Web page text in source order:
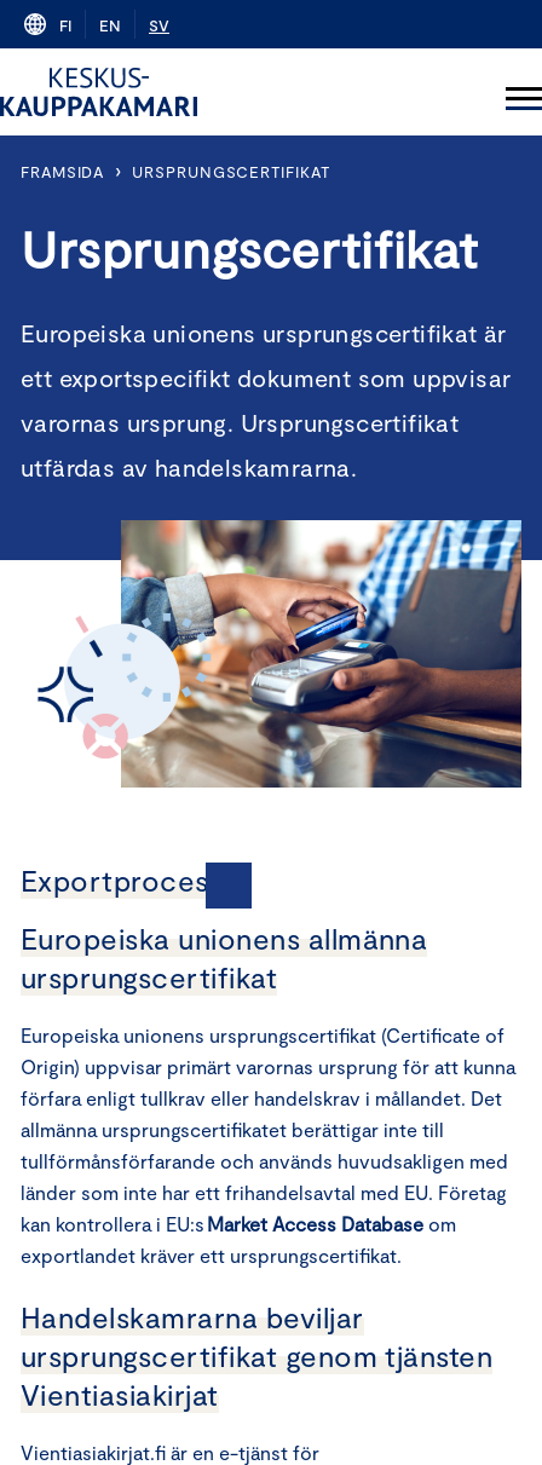
Skip
content
FI EN SV
FRAMSIDA › URSPRUNGSCERTIFIKAT
Ursprungscertifikat
Europeiska unionens ursprungscertifikat är
ett exportspecifikt dokument som uppvisar
varornas ursprung. Ursprungscertifikat
utfärdas av handelskamrarna.
Exportprocesser
Europeiska unionens allmänna
ursprungscertifikat
Europeiska unionens ursprungscertifikat (Certificate of
Origin) uppvisar primärt varornas ursprung för att kunna
förfara enligt tullkrav eller handelskrav i mållandet. Det
allmänna ursprungscertifikatet berättigar inte till
tullförmånsförfarande och används huvudsakligen med
länder som inte har ett frihandelsavtal med EU. Företag
kan kontrollera i EU:s Market Access Database om
exportlandet kräver ett ursprungscertifikat.
Handelskamrarna beviljar
ursprungscertifikat genom tjänsten
Vientiasiakirjat
Vientiasiakirjat.fi är en e-tjänst för